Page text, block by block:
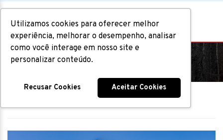
Utilizamos cookies para oferecer melhor
experiência, melhorar o desempenho, analisar
como você interage em nosso site e
personalizar conteúdo.
Recusar Cookies Aceitar Cookies
Blog